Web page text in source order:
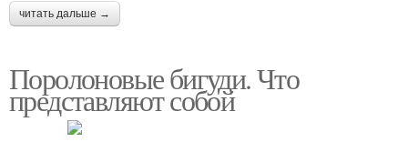
читать дальше →
Поролоновые бигуди. Что
представляют собой